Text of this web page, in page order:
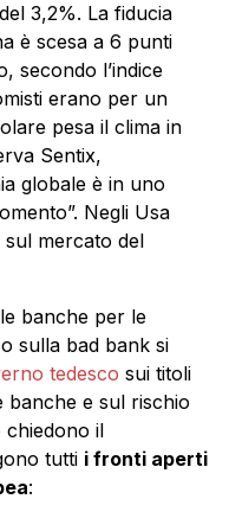
3,2%. La fiducia
è scesa a 6 punti
secondo l’indice
erano per un
pesa il clima in
Sentix,
globale è in uno
Negli Usa
sul mercato del
banche per le
sulla bad bank si
tedesco sui titoli
banche e sul rischio
chiedono il
tutti i fronti aperti
: